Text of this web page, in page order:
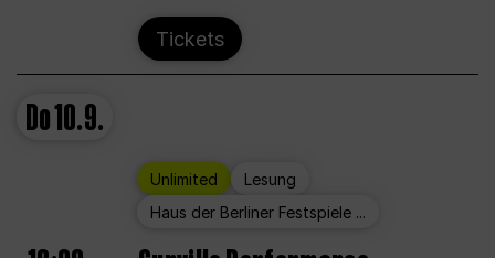
Tickets
Do10.9.
Unlimited
Lesung
Haus der Berliner Festspiele ...